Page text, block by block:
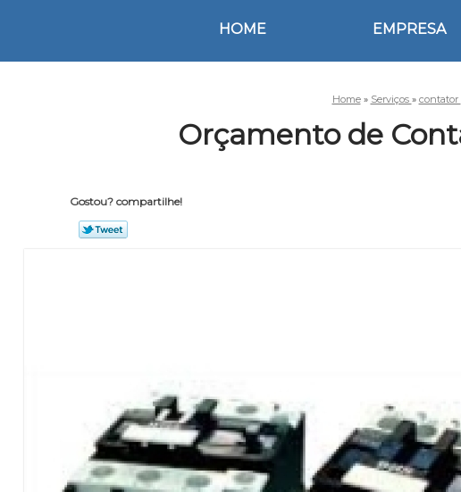
HOME EMPRESA
Home » Serviços » contator
Orçamento de
Gostou? compartilhe!